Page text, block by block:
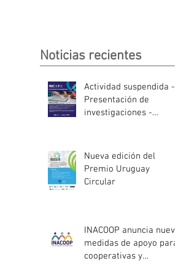
Noticias recientes
Actividad suspendida -
Presentación de
investigaciones -
Nueva edición del
Premio Uruguay
Circular
INACOOP anuncia nueve
medidas de apoyo para
cooperativas y